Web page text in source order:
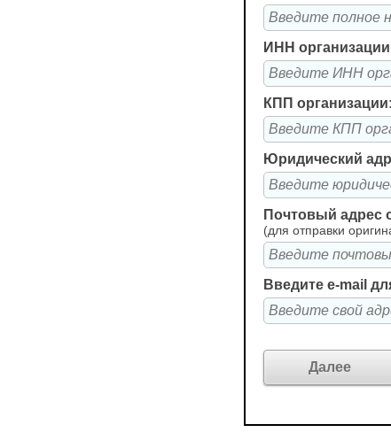
ИНН
КПП организации:
Юридический
Почтовый адрес
(для отправки
Введите e-mail